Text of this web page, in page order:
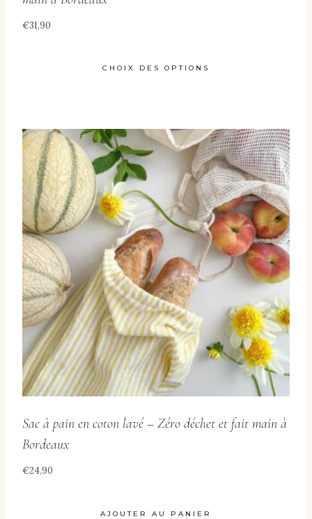
€31,90
CHOIX DES OPTIONS
a
plusieurs
variations.
Les
options
peuvent
être
choisies
sur
la
page
du
produit
Sac à pain en coton lavé – Zéro déchet et fait main à
Bordeaux
€24,90
AJOUTER AU PANIER